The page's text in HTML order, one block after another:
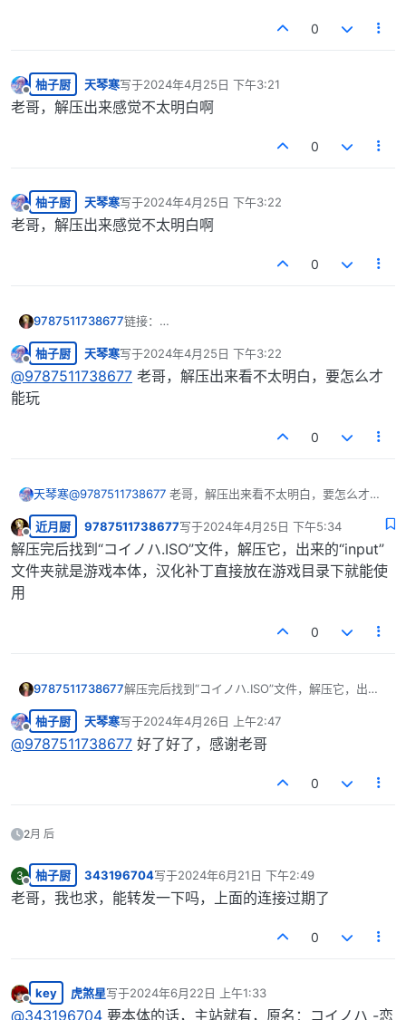
0
离线
柚子厨 天琴寒写于2024年4月25日 下午3:21
最后由 编辑
老哥，解压出来感觉不太明白啊
0
离线
柚子厨 天琴寒写于2024年4月25日 下午3:22
最后由 编辑
老哥，解压出来感觉不太明白啊
0
9787511738677链接：
htBIA?pwd=1qvm
提取码：1qvm
离线
柚子厨 天琴寒写于2024年4月25日 下午3:22
最后由 编辑
@9787511738677 老哥，解压出来看不太明白，要怎么才
能玩
0
天琴寒@9787511738677 老哥，解压出来看不太明白，要怎么才能
玩
离线
近月厨 9787511738677写于2024年4月25日 下午5:34
最后由 编辑
解压完后找到“コイノハ.ISO”文件，解压它，出来的“input”
文件夹就是游戏本体，汉化补丁直接放在游戏目录下就能使
用
0
9787511738677解压完后找到“コイノハ.ISO”文件，解压它，出来
游戏目录下就能使用
离线
柚子厨 天琴寒写于2024年4月26日 上午2:47
最后由 编辑
@9787511738677 好了好了，感谢老哥
0
2月 后
3
离线
柚子厨 343196704写于2024年6月21日 下午2:49
最后由 编辑
老哥，我也求，能转发一下吗，上面的连接过期了
0
离线
key 虎煞星写于2024年6月22日 上午1:33
最后由 编辑
@343196704 要本体的话，主站就有，原名：コイノハ -恋